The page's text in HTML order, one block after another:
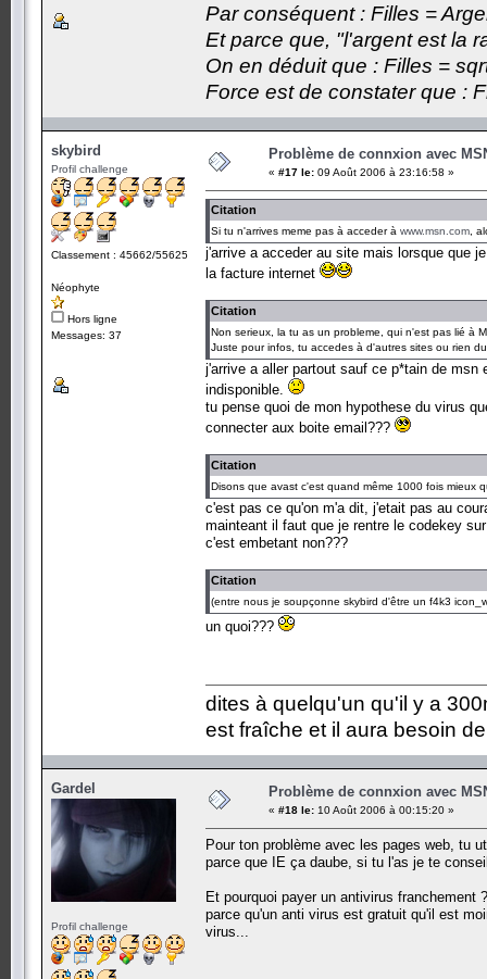
Par conséquent : Filles =
Et parce que, "l'argent est la
On en déduit que : Filles =
Force est de constater que :
skybird
Profil challenge
Classement : 45662/55625
Néophyte
Hors ligne
Messages: 37
Problème de connxion avec
« #17 le: 09 Août 2006 à 23:16:58 »
Citation
Si tu n'arrives meme pas à acceder à www.msn.com ,
j'arrive a acceder au site mais lorsque que
la facture internet
Citation
Non serieux, la tu as un probleme, qui n'est pas lié à
Juste pour infos, tu accedes à d'autres sites ou rien
j'arrive a aller partout sauf ce p*tain de
indisponible.
tu pense quoi de mon hypothese du virus
connecter aux boite email???
Citation
Disons que avast c'est quand même 1000 fois mieux
c'est pas ce qu'on m'a dit, j'etait pas au
mainteant il faut que je rentre le codekey
c'est embetant non???
Citation
(entre nous je soupçonne skybird d'être un f4k3
un quoi???
dites à quelqu'un qu'il y a
est fraîche et il aura besoin
Gardel
Profil challenge
Problème de connxion avec
« #18 le: 10 Août 2006 à 00:15:20 »
Pour ton problème avec les pages web, tu
parce que IE ça daube, si tu l'as je te
Et pourquoi payer un antivirus
parce qu'un anti virus est gratuit qu'il est
virus...